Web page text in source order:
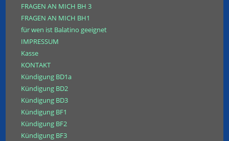
FRAGEN AN MICH BH 3
FRAGEN AN MICH BH1
für wen ist Balatino geeignet
IMPRESSUM
Kasse
KONTAKT
Kündigung BD1a
Kündigung BD2
Kündigung BD3
Kündigung BF1
Kündigung BF2
Kündigung BF3